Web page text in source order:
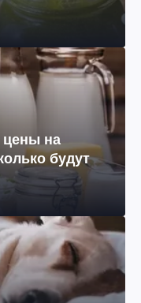
цены на
будут